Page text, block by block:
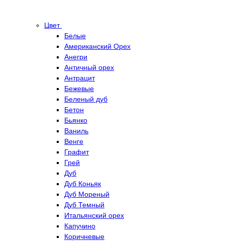
Цвет
Белые
Американский Орех
Анегри
Античный орех
Антрацит
Бежевые
Беленый дуб
Бетон
Бьянко
Ваниль
Венге
Графит
Грей
Дуб
Дуб Коньяк
Дуб Мореный
Дуб Темный
Итальянский орех
Капучино
Коричневые